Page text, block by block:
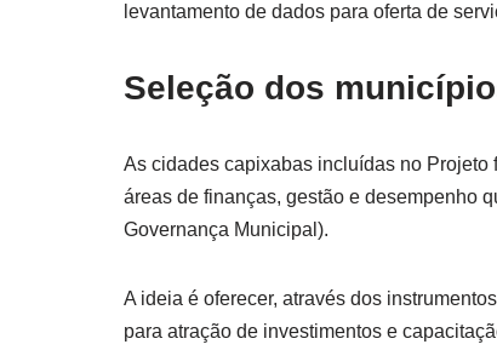
levantamento de dados para oferta de
Seleção dos
As cidades capixabas incluídas no
áreas de finanças, gestão e desempenho
Governança Municipal).
A ideia é oferecer, através dos
para atração de investimentos e